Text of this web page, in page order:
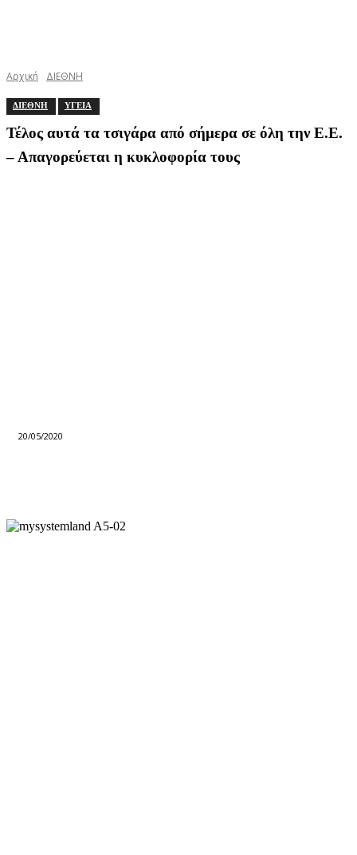
Αρχική ΔΙΕΘΝΗ
ΔΙΕΘΝΗ ΥΓΕΙΑ
Τέλος αυτά τα τσιγάρα από σήμερα σε όλη την Ε.Ε.
– Απαγορεύεται η κυκλοφορία τους
20/05/2020